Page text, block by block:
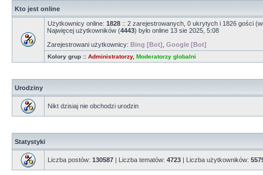
Kto jest online
Użytkownicy online: 1828 :: 2 zarejestrowanych, 0 ukrytych i 1826 gości
Najwięcej użytkowników (4443) było online 13 sie 2025, 5:08
Zarejestrowani użytkownicy: Bing [Bot] Google [Bot]
Kolory grup :: Administratorzy, Moderatorzy globalni
Urodziny
Nikt dzisiaj nie obchodzi urodzin
Statystyki
Liczba postów: 130587 | Liczba tematów: 4723 | Liczba użytkowników: